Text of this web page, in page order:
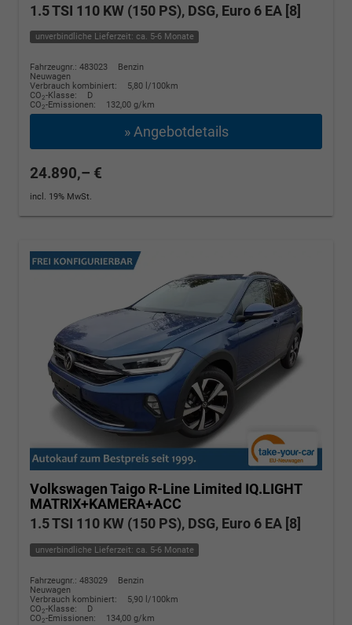
1.5 TSI 110 KW (150 PS), DSG, Euro 6 EA [8]
unverbindliche Lieferzeit: ca. 5-6 Monate
Fahrzeugnr.: 483023
Benzin
Neuwagen
Verbrauch kombiniert:
5,80 l/100km
CO2-Klasse:
D
CO2-Emissionen: 132,00 g/km
» Angebotdetails
24.890,– €
incl. 19% MwSt.
Volkswagen Taigo R-Line Limited IQ.LIGHT
MATRIX+KAMERA+ACC
1.5 TSI 110 KW (150 PS), DSG, Euro 6 EA [8]
unverbindliche Lieferzeit: ca. 5-6 Monate
Fahrzeugnr.: 483029
Benzin
Neuwagen
Verbrauch kombiniert:
5,90 l/100km
CO2-Klasse:
D
CO2-Emissionen: 134,00 g/km